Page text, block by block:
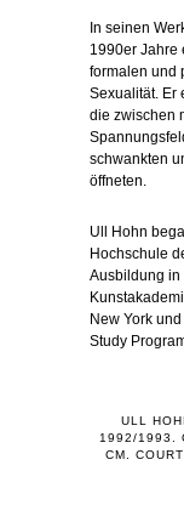
In seinen
1990er Jahre
formalen und
Sexualität. Er
die zwischen
schwankten
öffneten.
Ull Hohn
Hochschule
Ausbildung in
New York und
Study
ULL
1992/1993.
CM.